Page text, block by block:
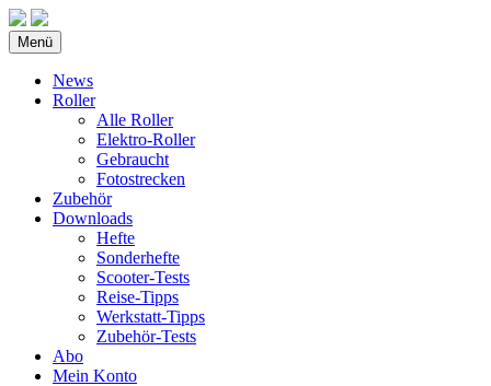
Menü
News
Roller
Alle Roller
Elektro-Roller
Gebraucht
Fotostrecken
Zubehör
Downloads
Hefte
Sonderhefte
Scooter-Tests
Reise-Tipps
Werkstatt-Tipps
Zubehör-Tests
Abo
Mein Konto